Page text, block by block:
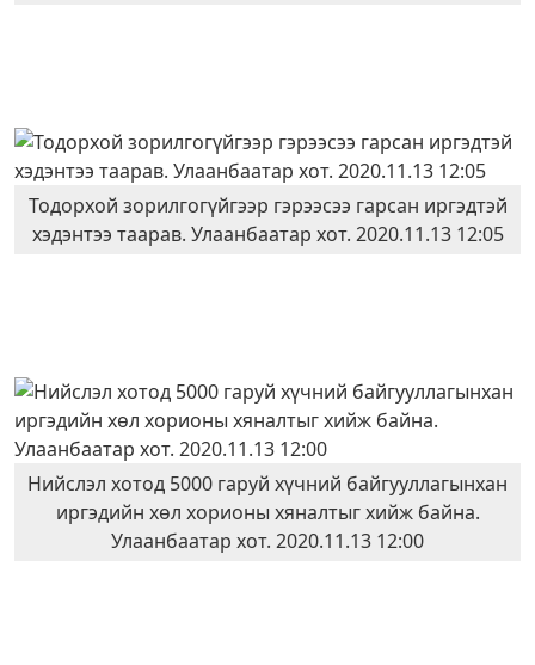
Тодорхой зорилгогүйгээр гэрээсээ гарсан иргэдтэй
хэдэнтээ таарав. Улаанбаатар хот. 2020.11.13 12:05
Нийслэл хотод 5000 гаруй хүчний байгууллагынхан
иргэдийн хөл хорионы хяналтыг хийж байна.
Улаанбаатар хот. 2020.11.13 12:00